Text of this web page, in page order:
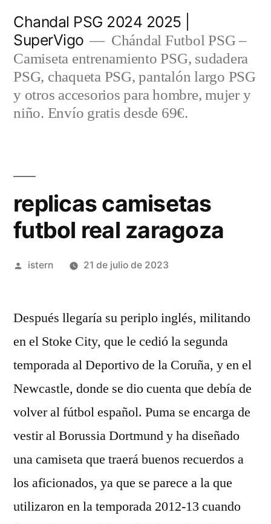
contenido
Chandal PSG 2024 2025 |
SuperVigo
Chándal Futbol PSG –
Camiseta entrenamiento PSG, sudadera
PSG, chaqueta PSG, pantalón largo PSG
y otros accesorios para hombre, mujer y
niño. Envío gratis desde 69€.
replicas camisetas
futbol real zaragoza
Publicado
istern 21 de julio de 2023
Después llegaría su periplo inglés, militando
en el Stoke City, que le cedió la segunda
temporada al Deportivo de la Coruña, y en el
Newcastle, donde se dio cuenta que debía de
volver al fútbol español. Puma se encarga de
vestir al Borussia Dortmund y ha diseñado
una camiseta que traerá buenos recuerdos a
los aficionados, ya que se parece a la que
utilizaron en la temporada 2012-13 cuando